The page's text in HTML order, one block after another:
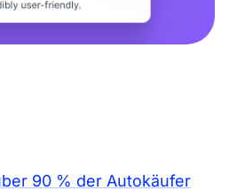
90 % der Autokäufer